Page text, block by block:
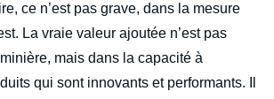
ce n’est pas grave, dans la mesure
La vraie valeur ajoutée n’est pas
mais dans la capacité à
qui sont innovants et performants. Il